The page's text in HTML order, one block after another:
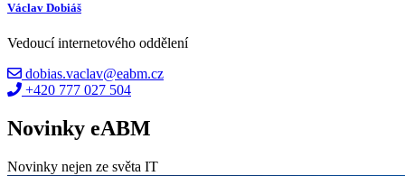
Václav Dobiáš
Vedoucí internetového oddělení
dobias.vaclav@eabm.cz
+420 777 027 504
Novinky eABM
Novinky nejen ze světa IT